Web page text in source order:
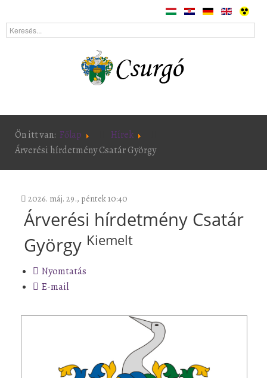
Ön itt van: Főlap
Hírek
Árverési hírdetmény Csatár György
2026. máj. 29., péntek 10:40
Árverési hírdetmény Csatár
György Kiemelt
Nyomtatás
E-mail